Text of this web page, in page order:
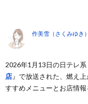
作美雪（さくみゆき）
2026年1月13日の日テレ系
店』で放送された、燃え
すすめメニューとお店情報